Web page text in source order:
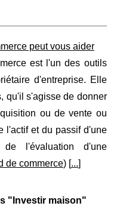
peut vous aider
est l'un des outils
d'entreprise. Elle
qu'il s'agisse de donner
ou de vente ou
l'actif et du passif d'une
l'évaluation d'une
de commerce) [...]
"Investir maison"